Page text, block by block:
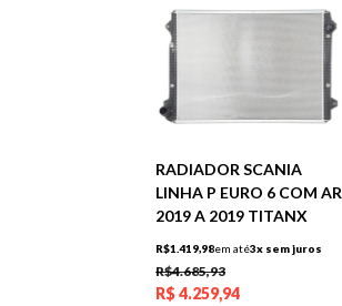
RADIADOR SCANIA
LINHA P EURO 6 COM AR
2019 A 2019 TITANX
R$1.419,98em até3x sem juros
R$4.685,93
R$4.259,94